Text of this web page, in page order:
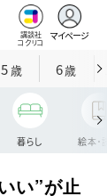
講談社
コクリコ
マイページ
5歳 6歳
暮らし 絵本・
い”が止